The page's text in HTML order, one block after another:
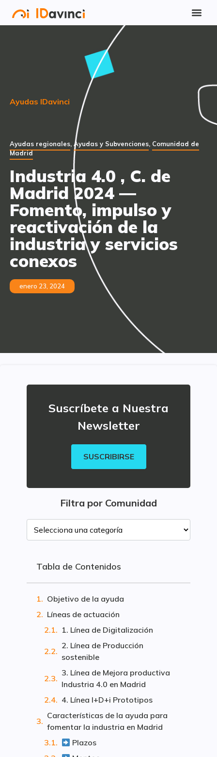
Ayudas IDavinci
Ayudas regionales, Ayudas y Subvenciones, Comunidad de
Madrid
Industria 4.0 , C. de
Madrid 2024 —
Fomento, impulso y
reactivación de la
industria y servicios
conexos
enero 23, 2024
Suscríbete a Nuestra
Newsletter
SUSCRIBIRSE
Filtra por Comunidad
Tabla de Contenidos
Objetivo de la ayuda
Líneas de actuación
1. Línea de Digitalización
2. Línea de Producción
sostenible
3. Línea de Mejora productiva
Industria 4.0 en Madrid
4. Línea I+D+i Prototipos
Características de la ayuda para
fomentar la industria en Madrid
Plazos